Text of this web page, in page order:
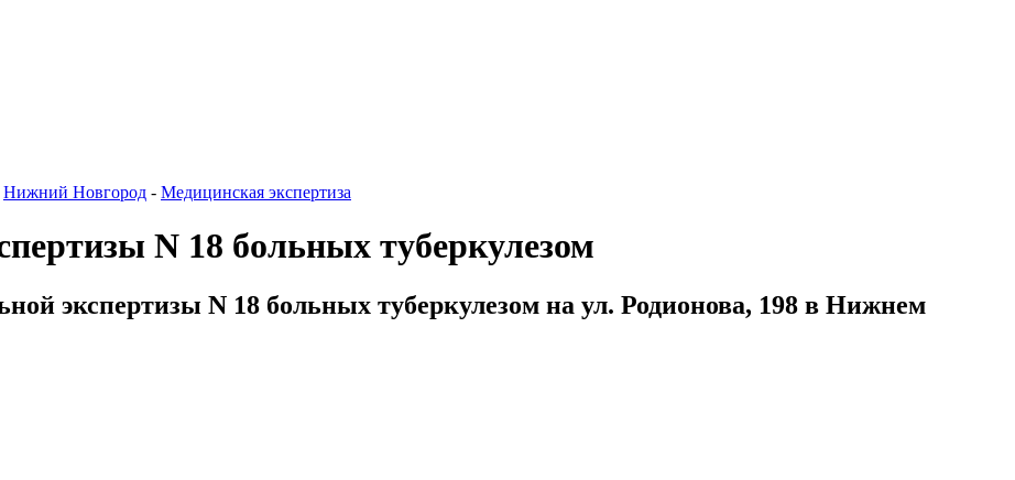
Нижний Новгород - Медицинская экспертиза
N 18 больных туберкулезом
экспертизы N 18 больных туберкулезом на ул. Родионова, 198 в Нижнем